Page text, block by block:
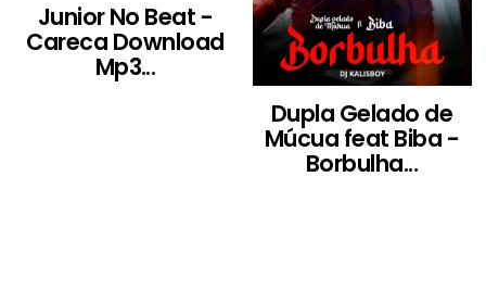
Junior No Beat -
Careca Download
Mp3...
Dupla Gelado de
Múcua feat Biba -
Borbulha...